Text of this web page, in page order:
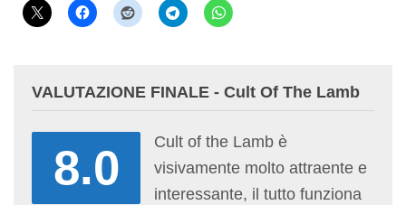
VALUTAZIONE FINALE - Cult Of The Lamb
8.0
Cult of the Lamb è
visivamente molto attraente e
interessante, il tutto funziona